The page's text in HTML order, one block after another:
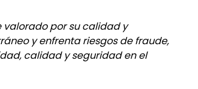
por su calidad y
y enfrenta riesgos de fraude,
calidad y seguridad en el